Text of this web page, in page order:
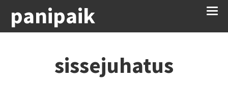
panipaik
sissejuhatus